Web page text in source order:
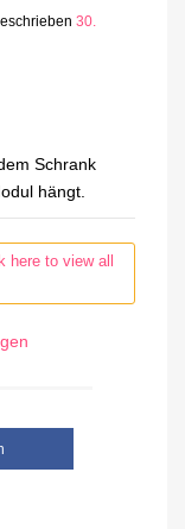
30.
Schrank
hängt.
here to view all